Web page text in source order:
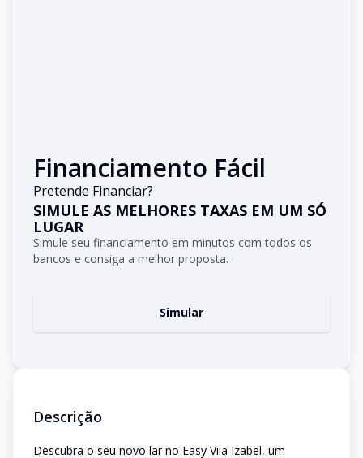
Financiamento Fácil
Pretende Financiar?
SIMULE AS MELHORES TAXAS EM UM SÓ
LUGAR
Simule seu financiamento em minutos com todos os
bancos e consiga a melhor proposta.
Simular
Descrição
Descubra o seu novo lar no Easy Vila Izabel, um